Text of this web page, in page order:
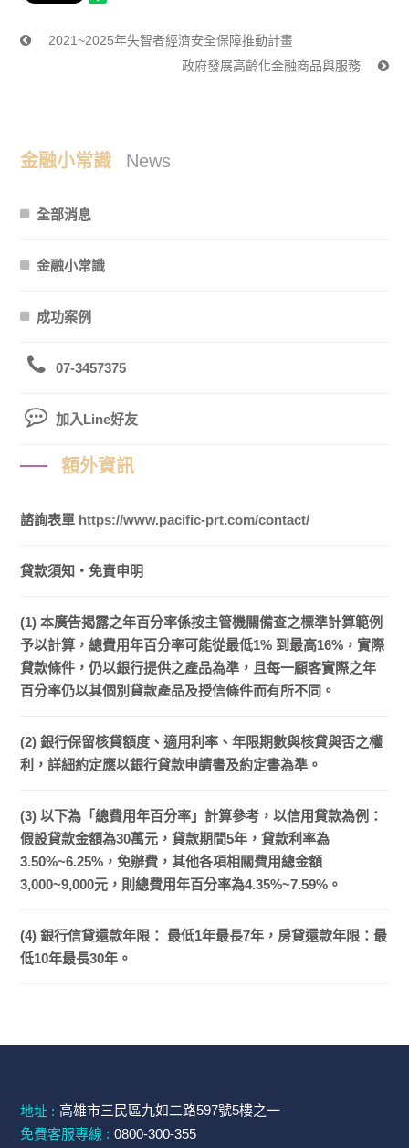
2021~2025年失智者經濟安全保障推動計畫
政府發展高齡化金融商品與服務
金融小常識 News
全部消息
金融小常識
成功案例
07-3457375
加入Line好友
額外資訊
諮詢表單 https://www.pacific-prt.com/contact/
貸款須知・免責申明
(1) 本廣告揭露之年百分率係按主管機關備查之標準計算範例
予以計算，總費用年百分率可能從最低1% 到最高16%，實際
貸款條件，仍以銀行提供之產品為準，且每一顧客實際之年
百分率仍以其個別貸款產品及授信條件而有所不同。
(2) 銀行保留核貸額度、適用利率、年限期數與核貸與否之權
利，詳細約定應以銀行貸款申請書及約定書為準。
(3) 以下為「總費用年百分率」計算參考，以信用貸款為例：
假設貸款金額為30萬元，貸款期間5年，貸款利率為
3.50%~6.25%，免辦費，其他各項相關費用總金額
3,000~9,000元，則總費用年百分率為4.35%~7.59%。
(4) 銀行信貸還款年限： 最低1年最長7年，房貸還款年限：最
低10年最長30年。
地址 : 高雄市三民區九如二路597號5樓之一
免費客服專線 : 0800-300-355